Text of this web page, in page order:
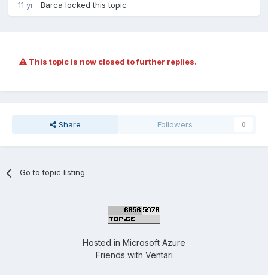
11 yr Barca locked this topic
This topic is now closed to further replies.
Share Followers 0
Go to topic listing
Hosted in Microsoft Azure
Friends with Ventari